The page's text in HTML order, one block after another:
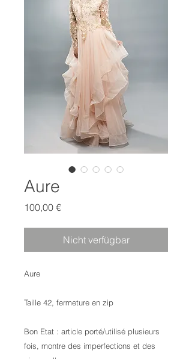
Aure
100,00 €Preis
Nicht verfügbar
Aure
Taille 42, fermeture en zip
Bon Etat : article porté/utilisé plusieurs
fois, montre des imperfections et des